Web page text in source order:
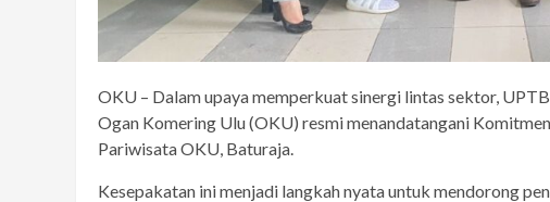
OKU – Dalam upaya memperkuat sinergi lintas sektor,
Ogan Komering Ulu (OKU) resmi menandatangani
Pariwisata OKU, Baturaja.
Kesepakatan ini menjadi langkah nyata untuk mendorong